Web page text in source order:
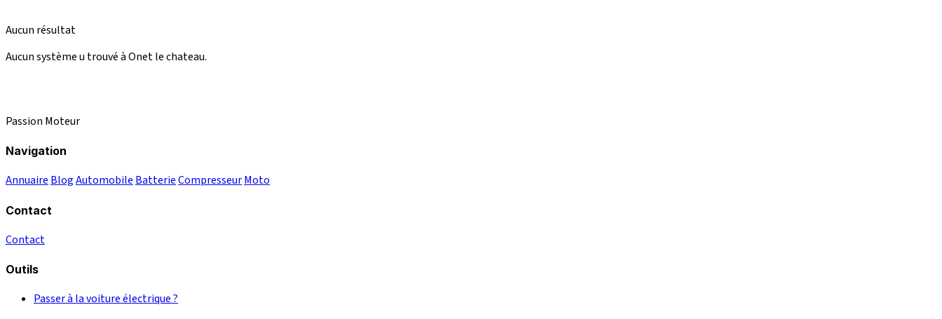
Aucun résultat
Aucun système u trouvé à Onet le chateau.
Passion Moteur
Navigation
Annuaire BlogAutomobile BatterieCompresseurMoto
Contact
Contact
Outils
Passer à la voiture électrique ?